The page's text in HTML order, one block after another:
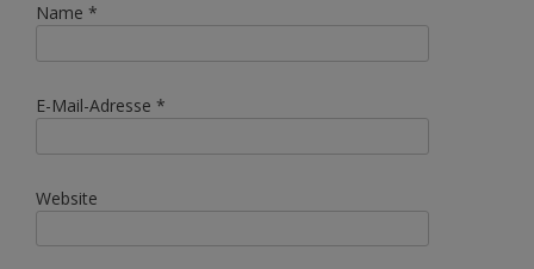
Name *
E-Mail-Adresse *
Website